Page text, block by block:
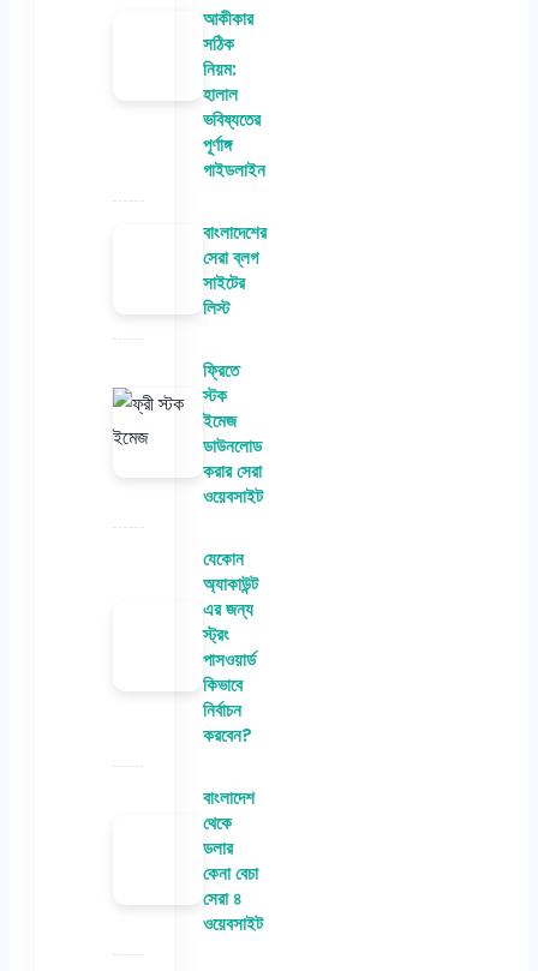
আকীকার
সঠিক
নিয়ম:
হালাল
ভবিষ্যতের
পূর্ণাঙ্গ
গাইডলাইন
বাংলাদেশের
সেরা ব্লগ
সাইটের
লিস্ট
ফ্রিতে
স্টক
ইমেজ
ডাউনলোড
করার সেরা
ওয়েবসাইট
যেকোন
অ্যাকাউন্ট
এর জন্য
স্ট্রং
পাসওয়ার্ড
কিভাবে
নির্বাচন
করবেন?
বাংলাদেশ
থেকে
ডলার
কেনা বেচা
সেরা ৪
ওয়েবসাইট